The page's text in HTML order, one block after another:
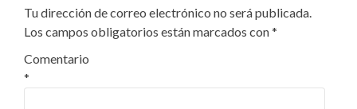
Tu dirección de correo electrónico no será publicada.
Los campos obligatorios están marcados con*
Comentario
*